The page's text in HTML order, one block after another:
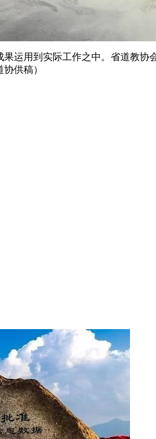
运用到实际工作之中。省道教协
供稿）